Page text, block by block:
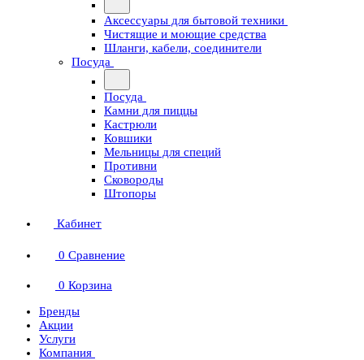
Аксессуары для бытовой техники
Чистящие и моющие средства
Шланги, кабели, соединители
Посуда
Посуда
Камни для пиццы
Кастрюли
Ковшики
Мельницы для специй
Противни
Сковороды
Штопоры
Кабинет
0 Сравнение
0 Корзина
Бренды
Акции
Услуги
Компания